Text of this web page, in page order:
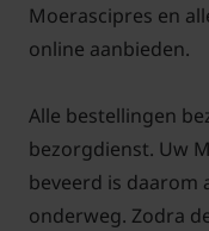
Moerascipres en
online aanbieden.
Alle bestellingen
bezorgdienst. Uw
beveerd is daarom
onderweg. Zodra